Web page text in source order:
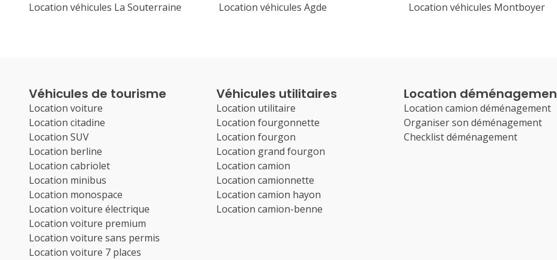
Location véhicules La Souterraine
Location véhicules Agde Location véhicules Montboyer
Véhicules de tourisme
Location voiture
Location citadine
Location SUV
Location berline
Location cabriolet
Location minibus
Location monospace
Location voiture électrique
Location voiture premium
Location voiture sans permis
Location voiture 7 places
Véhicules utilitaires
Location utilitaire
Location fourgonnette
Location fourgon
Location grand fourgon
Location camion
Location camionnette
Location camion hayon
Location camion-benne
Location
Location camion déménagement
Organiser son déménagement
Checklist déménagement